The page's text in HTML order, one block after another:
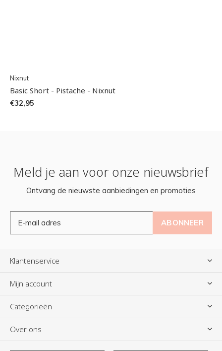
Nixnut
Basic Short - Pistache - Nixnut
€32,95
Meld je aan voor onze nieuwsbrief
Ontvang de nieuwste aanbiedingen en promoties
ABONNEER
Klantenservice
Mijn account
Categorieën
Over ons